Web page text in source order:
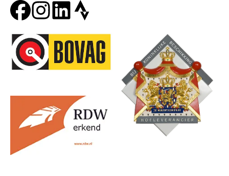
Onze partners